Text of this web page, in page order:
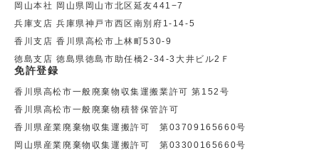
岡山本社 岡山県岡山市北区延友441−7
兵庫支店 兵庫県神戸市西区南別府1-14-5
香川支店 香川県高松市上林町530-9
徳島支店 徳島県徳島市助任橋2-34-3大井ビル2Ｆ
免許登録
香川県高松市一般廃棄物収集運搬業許可 第152号
香川県高松市一般廃棄物積替保管許可
香川県産業廃棄物収集運搬許可 第03709165660号
岡山県産業廃棄物収集運搬許可 第03300165660号